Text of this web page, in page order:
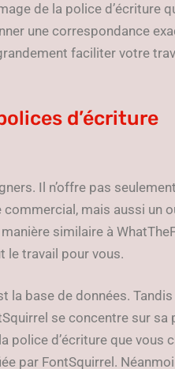
de la police d’écriture
une correspondance
faciliter votre
d’écriture
Il n’offre pas
mais aussi un
similaire à
le travail pour vous.
la base de données.
se concentre sur sa
police d’écriture que vous
par FontSquirrel.